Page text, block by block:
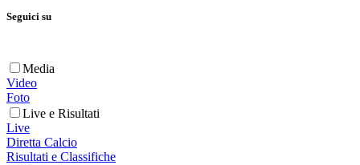
Seguici su
Media
Video
Foto
Live e Risultati
Live
Diretta Calcio
Risultati e Classifiche